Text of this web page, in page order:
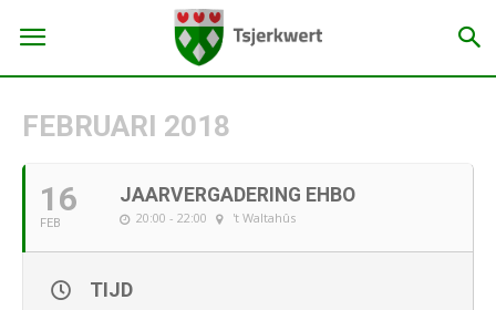
FEBRUARI 2018
16
FEB
JAARVERGADERING EHBO
20:00 - 22:00 't Waltahûs
TIJD